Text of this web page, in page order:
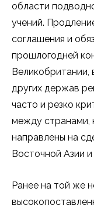
области
учений.
соглашения и
прошлогодней
других держав
часто и резко
между странами,
направлены на
Восточной Азии
Ранее на той же